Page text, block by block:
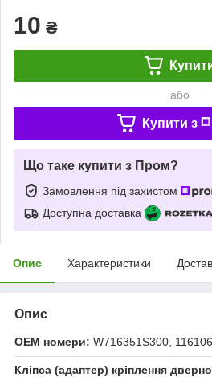
10 ₴
або
Купити з
Що таке купити з Пром?
Замовлення під захистом
Доступна доставка
Опис Характеристики
Опис
OEM номери: W716351S300,
Кліпса (адаптер) кріплення